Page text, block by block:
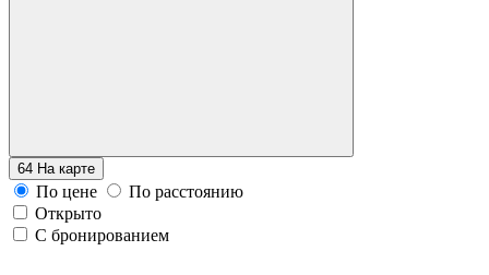
64 На карте
По цене
По расстоянию
Открыто
С бронированием